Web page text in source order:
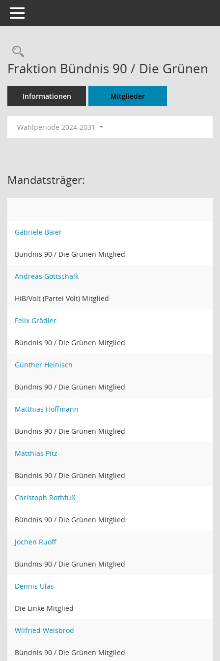
Toggle navigation
Rechercheauswahl
Fraktion Bündnis 90 / Die Grünen
Informationen Mitglieder
Wahlperiode 2024-2031
Mandatsträger:
Gabriele Baier
Bündnis 90 / Die Grünen Mitglied
Andreas Gottschalk
HiB/Volt (Partei Volt) Mitglied
Felix Grädler
Bündnis 90 / Die Grünen Mitglied
Günther Heinisch
Bündnis 90 / Die Grünen Mitglied
Matthias Hoffmann
Bündnis 90 / Die Grünen Mitglied
Matthias Pitz
Bündnis 90 / Die Grünen Mitglied
Christoph Rothfuß
Bündnis 90 / Die Grünen Mitglied
Jochen Ruoff
Bündnis 90 / Die Grünen Mitglied
Dennis Ulas
Die Linke Mitglied
Wilfried Weisbrod
Bündnis 90 / Die Grünen Mitglied